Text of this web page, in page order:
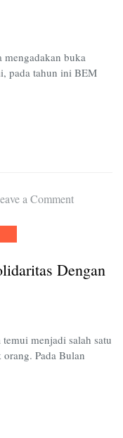
Fakultas
mengadakan buka
pada tahun ini BEM
a Commenton
:
dengan
Buka
Dengan
menjadi salah satu
Pada Bulan